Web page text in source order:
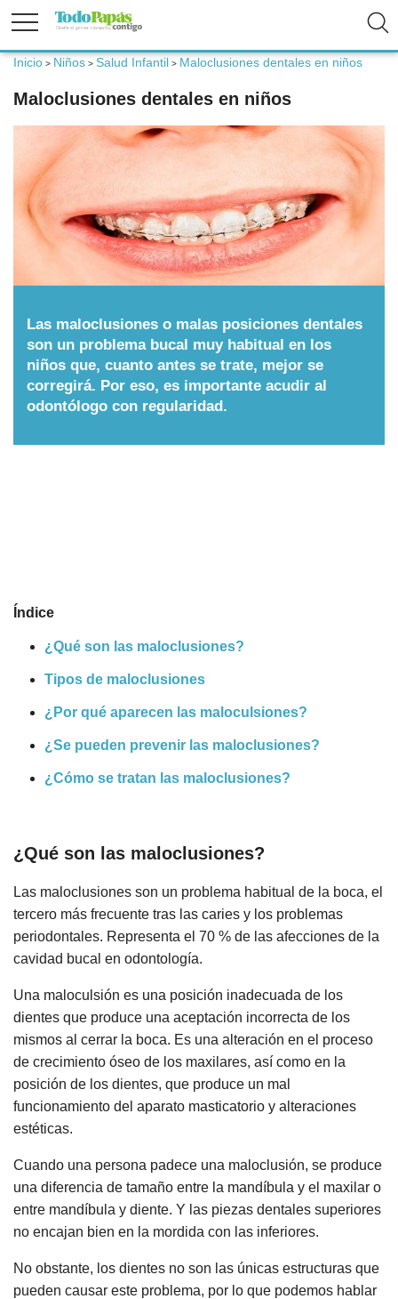
Bebé
Niños
Calculadoras
Inicio > Niños > Salud Infantil > Maloclusiones dentales en niños
Maloclusiones dentales en niños
Las maloclusiones o malas posiciones dentales
son un problema bucal muy habitual en los
niños que, cuanto antes se trate, mejor se
corregirá. Por eso, es importante acudir al
odontólogo con regularidad.
Índice
¿Qué son las maloclusiones?
Tipos de maloclusiones
¿Por qué aparecen las maloculsiones?
¿Se pueden prevenir las maloclusiones?
¿Cómo se tratan las maloclusiones?
¿Qué son las maloclusiones?
Las maloclusiones son un problema habitual de la boca, el
tercero más frecuente tras las caries y los problemas
periodontales. Representa el 70 % de las afecciones de la
cavidad bucal en odontología.
Una maloculsión es una posición inadecuada de los
dientes que produce una aceptación incorrecta de los
mismos al cerrar la boca. Es una alteración en el proceso
de crecimiento óseo de los maxilares, así como en la
posición de los dientes, que produce un mal
funcionamiento del aparato masticatorio y alteraciones
estéticas.
Cuando una persona padece una maloclusión, se produce
una diferencia de tamaño entre la mandíbula y el maxilar o
entre mandíbula y diente. Y las piezas dentales superiores
no encajan bien en la mordida con las inferiores.
No obstante, los dientes no son las únicas estructuras que
pueden causar este problema, por lo que podemos hablar